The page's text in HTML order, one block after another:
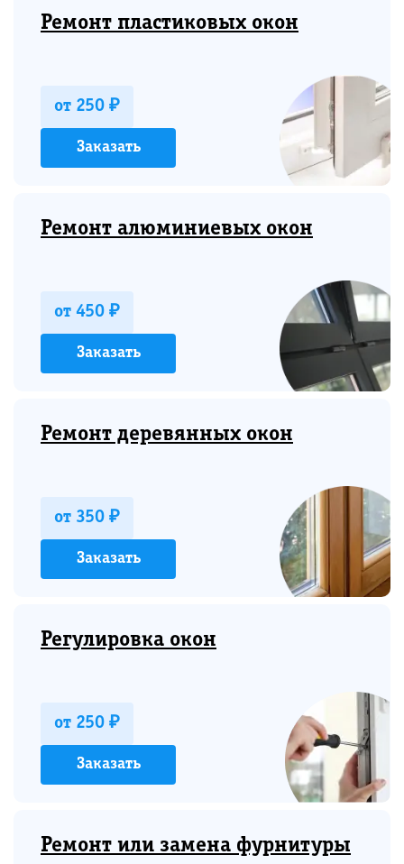
Ремонт пластиковых окон
от 250 ₽
Заказать
Ремонт алюминиевых окон
от 450 ₽
Заказать
Ремонт деревянных окон
от 350 ₽
Заказать
Регулировка окон
от 250 ₽
Заказать
Ремонт или замена фурнитуры